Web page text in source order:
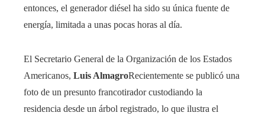
entonces, el generador diésel ha sido su única fuente de
energía, limitada a unas pocas horas al día.
El Secretario General de la Organización de los Estados
Americanos, Luis AlmagroRecientemente se publicó una
foto de un presunto francotirador custodiando la
residencia desde un árbol registrado, lo que ilustra el